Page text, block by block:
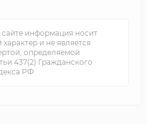
информация носит
и не является
определяемой
437(2) Гражданского
РФ